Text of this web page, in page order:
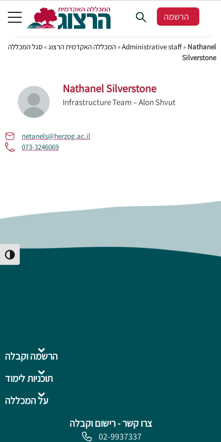
Toggle High Contrast
הרשמה
המכללה האקדמית הרצוג »סגל המכללה »Administrative staff» Nathanel
Silverstone
Nathanel Silverstone
Infrastructure Team – Alon Shvut
netanels@herzog.ac.il
073-3246069
צרו קשר - רישום וקבלה
02-9937337
על המכללה
תוכניות לימוד
הרשמה וקבלה